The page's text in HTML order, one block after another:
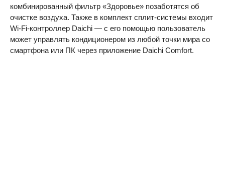
комбинированный фильтр «Здоровье» позаботятся об
очистке воздуха. Также в комплект сплит-системы входит
Wi-Fi-контроллер Daichi — с его помощью пользователь
может управлять кондиционером из любой точки мира со
смартфона или ПК через приложение Daichi Comfort.